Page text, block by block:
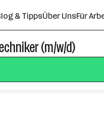
& TippsÜber UnsFür
(m/w/d)